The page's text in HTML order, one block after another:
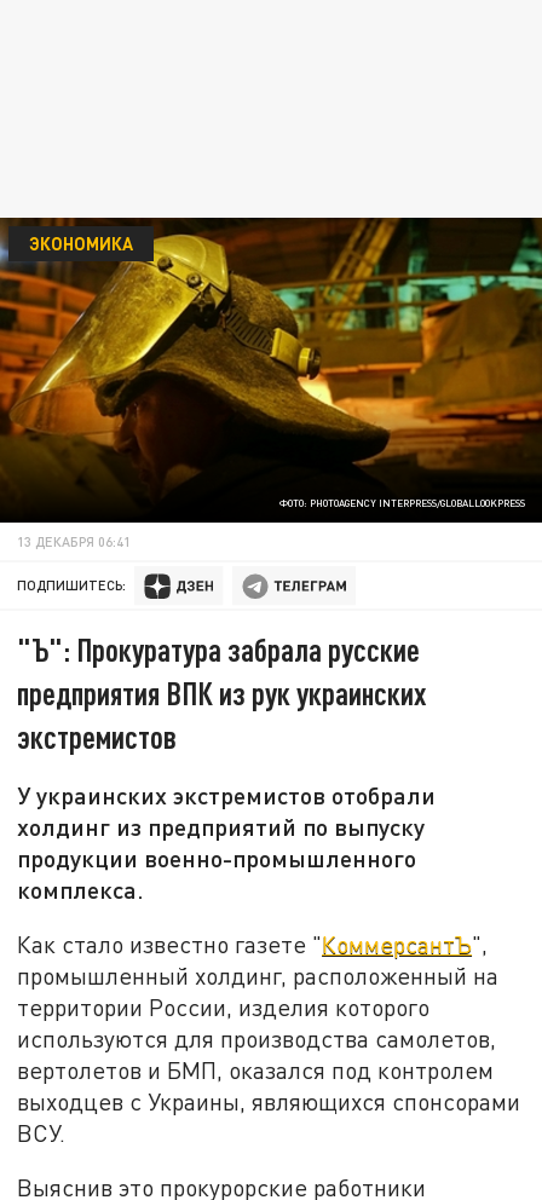
ФОТО: PHOTOAGENCY INTERPRESS/GLOBALLOOKPRESS
ЭКОНОМИКА
13 ДЕКАБРЯ 06:41
ПОДПИШИТЕСЬ:
"Ъ": Прокуратура забрала русские
предприятия ВПК из рук украинских
экстремистов
У украинских экстремистов отобрали
холдинг из предприятий по выпуску
продукции военно-промышленного
комплекса.
Как стало известно газете "КоммерсантЪ",
промышленный холдинг, расположенный на
территории России, изделия которого
используются для производства самолетов,
вертолетов и БМП, оказался под контролем
выходцев с Украины, являющихся спонсорами
ВСУ.
Выяснив это прокурорские работники